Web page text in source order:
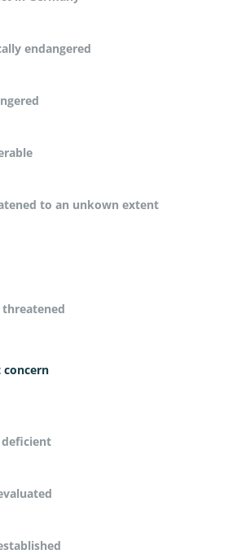
endangered
to an unkown extent
threatened
concern
deficient